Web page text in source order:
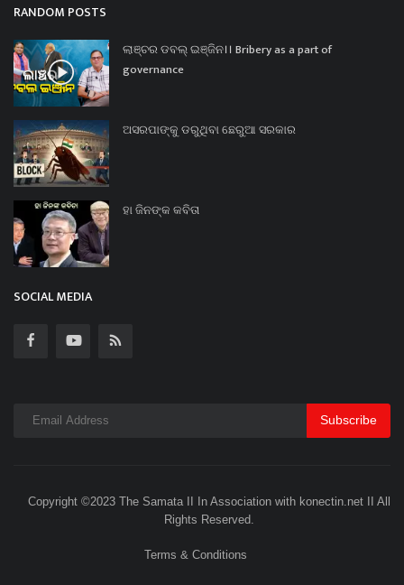
RANDOM POSTS
ଲାଞ୍ଚର ଡବଲ୍ ଇଞ୍ଜିନ।। Bribery as a part of
governance
ଅସରପାଙ୍କୁ ଡରୁଥିବା ଛେରୁଆ ସରକାର
ହା ଜିନଙ୍କ କବିତା
SOCIAL MEDIA
Subscribe
Copyright ©2023 The Samata II In Association with konectin.net II All
Rights Reserved.
Terms & Conditions